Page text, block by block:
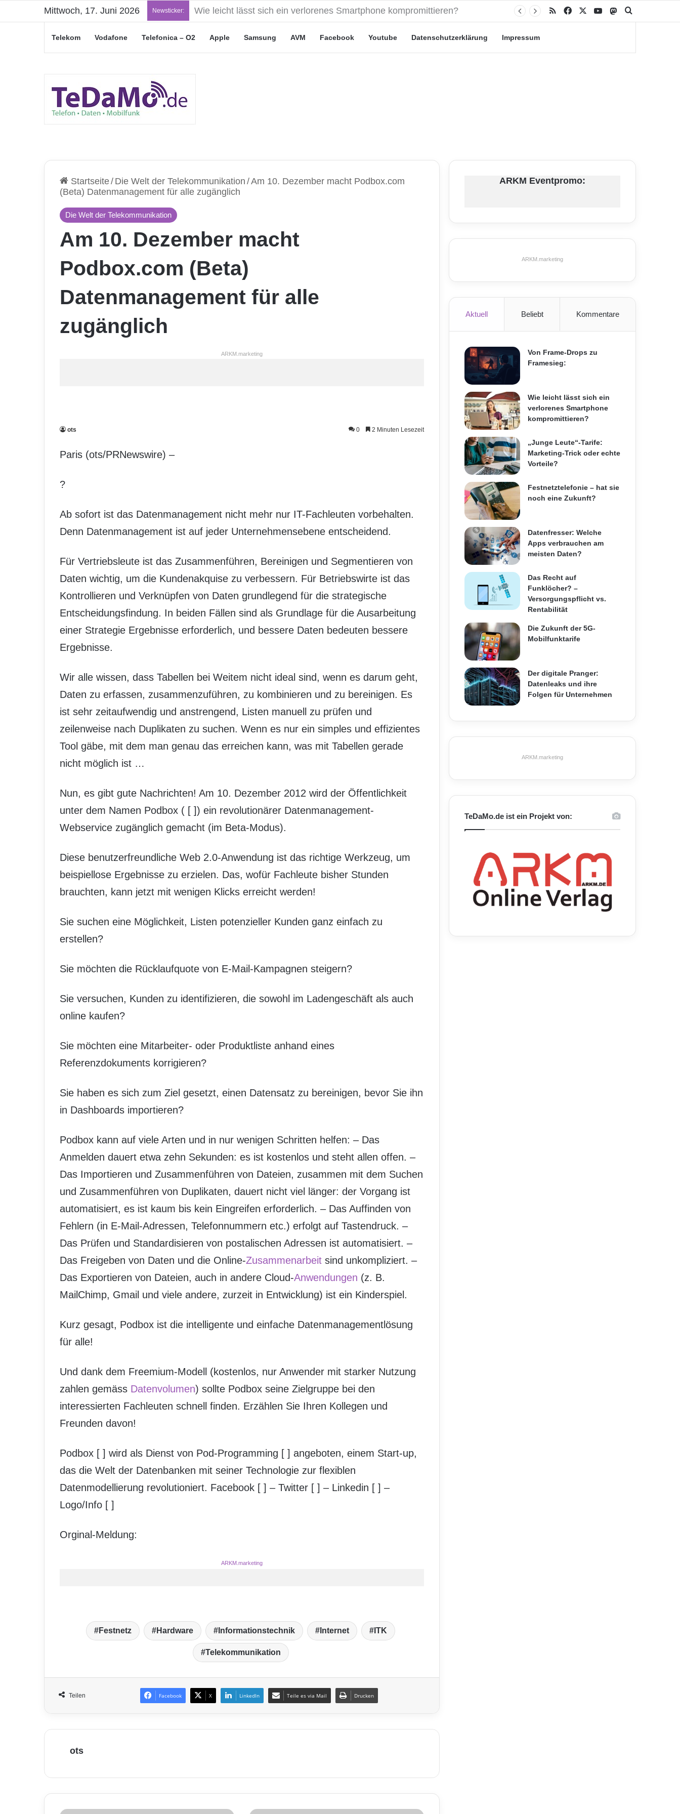
Mittwoch, 17. Juni 2026 Newsticker: „Junge Leute“-Tarife: Marketing-Trick oder echte Vorteile? RSS Facebook YouTubeMastodon
Telekom Vodafone Telefonica – O2 Apple Samsung AVM Facebook Youtube Datenschutzerklärung Impressum
Startseite/ Die Welt der Telekommunikation /Am 10. Dezember macht Podbox.com
(Beta) Datenmanagement für alle zugänglich
Die Welt der Telekommunikation
Am 10. Dezember macht
Podbox.com (Beta)
Datenmanagement für alle
zugänglich
ARKM.marketing
ots 0 2 Minuten Lesezeit
Paris (ots/PRNewswire) –
?
Ab sofort ist das Datenmanagement nicht mehr nur IT-Fachleuten vorbehalten.
Denn Datenmanagement ist auf jeder Unternehmensebene entscheidend.
Für Vertriebsleute ist das Zusammenführen, Bereinigen und Segmentieren von
Daten wichtig, um die Kundenakquise zu verbessern. Für Betriebswirte ist das
Kontrollieren und Verknüpfen von Daten grundlegend für die strategische
Entscheidungsfindung. In beiden Fällen sind als Grundlage für die Ausarbeitung
einer Strategie Ergebnisse erforderlich, und bessere Daten bedeuten bessere
Ergebnisse.
Wir alle wissen, dass Tabellen bei Weitem nicht ideal sind, wenn es darum geht,
Daten zu erfassen, zusammenzuführen, zu kombinieren und zu bereinigen. Es
ist sehr zeitaufwendig und anstrengend, Listen manuell zu prüfen und
zeilenweise nach Duplikaten zu suchen. Wenn es nur ein simples und effizientes
Tool gäbe, mit dem man genau das erreichen kann, was mit Tabellen gerade
nicht möglich ist …
Nun, es gibt gute Nachrichten! Am 10. Dezember 2012 wird der Öffentlichkeit
unter dem Namen Podbox ( [ ]) ein revolutionärer Datenmanagement-
Webservice zugänglich gemacht (im Beta-Modus).
Diese benutzerfreundliche Web 2.0-Anwendung ist das richtige Werkzeug, um
beispiellose Ergebnisse zu erzielen. Das, wofür Fachleute bisher Stunden
brauchten, kann jetzt mit wenigen Klicks erreicht werden!
Sie suchen eine Möglichkeit, Listen potenzieller Kunden ganz einfach zu
erstellen?
Sie möchten die Rücklaufquote von E-Mail-Kampagnen steigern?
Sie versuchen, Kunden zu identifizieren, die sowohl im Ladengeschäft als auch
online kaufen?
Sie möchten eine Mitarbeiter- oder Produktliste anhand eines
Referenzdokuments korrigieren?
Sie haben es sich zum Ziel gesetzt, einen Datensatz zu bereinigen, bevor Sie ihn
in Dashboards importieren?
Podbox kann auf viele Arten und in nur wenigen Schritten helfen: – Das
Anmelden dauert etwa zehn Sekunden: es ist kostenlos und steht allen offen. –
Das Importieren und Zusammenführen von Dateien, zusammen mit dem Suchen
und Zusammenführen von Duplikaten, dauert nicht viel länger: der Vorgang ist
automatisiert, es ist kaum bis kein Eingreifen erforderlich. – Das Auffinden von
Fehlern (in E-Mail-Adressen, Telefonnummern etc.) erfolgt auf Tastendruck. –
Das Prüfen und Standardisieren von postalischen Adressen ist automatisiert. –
Das Freigeben von Daten und die Online-Zusammenarbeit sind unkompliziert. –
Das Exportieren von Dateien, auch in andere Cloud-Anwendungen (z. B.
MailChimp, Gmail und viele andere, zurzeit in Entwicklung) ist ein Kinderspiel.
Kurz gesagt, Podbox ist die intelligente und einfache Datenmanagementlösung
für alle!
Und dank dem Freemium-Modell (kostenlos, nur Anwender mit starker Nutzung
zahlen gemäss Datenvolumen) sollte Podbox seine Zielgruppe bei den
interessierten Fachleuten schnell finden. Erzählen Sie Ihren Kollegen und
Freunden davon!
Podbox [ ] wird als Dienst von Pod-Programming [ ] angeboten, einem Start-up,
das die Welt der Datenbanken mit seiner Technologie zur flexiblen
Datenmodellierung revolutioniert. Facebook [ ] – Twitter [ ] – Linkedin [ ] –
Logo/Info [ ]
Orginal-Meldung:
ARKM.marketing
Festnetz Hardware Informationstechnik Internet ITK
Telekommunikation
Teilen Facebook X LinkedIn Teile es via Mail Drucken
ots
ARKM Eventpromo:
ARKM.marketing
Aktuell Beliebt Kommentare
Von Frame-Drops zu
Framesieg:
Wie leicht lässt sich ein
verlorenes Smartphone
kompromittieren?
„Junge Leute“-Tarife:
Marketing-Trick oder echte
Vorteile?
Festnetztelefonie – hat sie
noch eine Zukunft?
Datenfresser: Welche
Apps verbrauchen am
meisten Daten?
Das Recht auf
Funklöcher? –
Versorgungspflicht vs.
Rentabilität
Die Zukunft der 5G-
Mobilfunktarife
Der digitale Pranger:
Datenleaks und ihre
Folgen für Unternehmen
ARKM.marketing
TeDaMo.de ist ein Projekt von: